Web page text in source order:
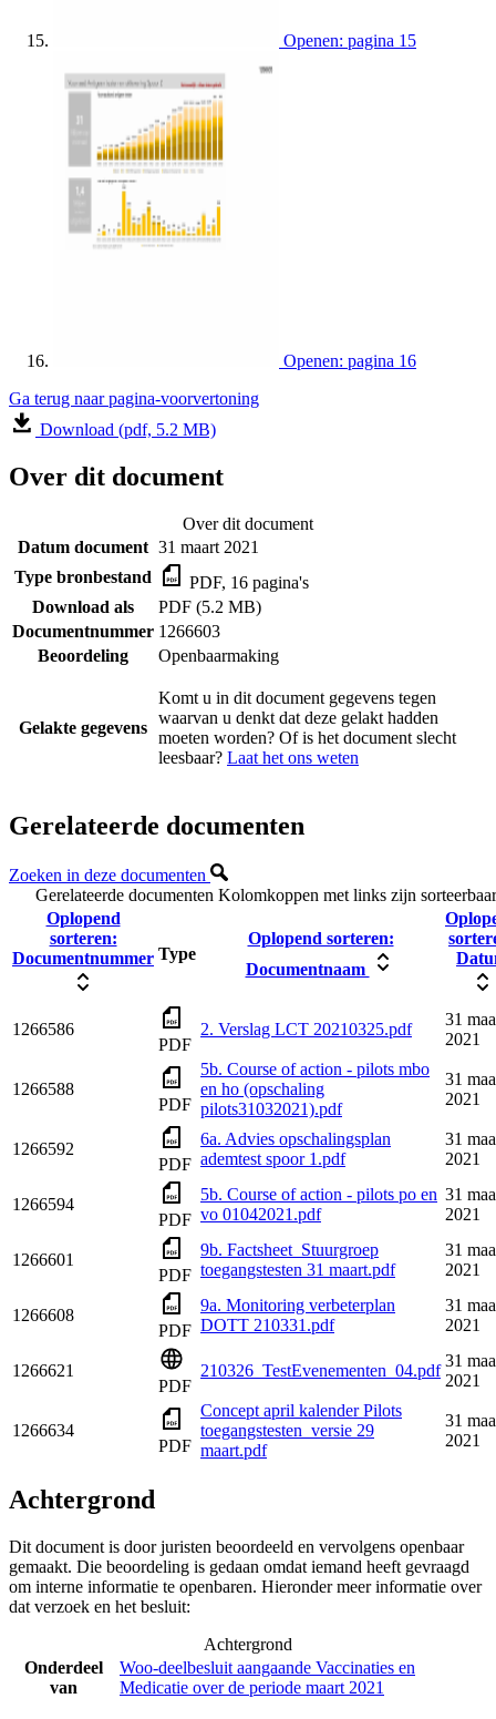
Openen: pagina 15
Openen: pagina 16
Ga terug naar pagina-voorvertoning
Download (pdf, 5.2 MB)
Over dit document
Over dit document
Datum document 31 maart 2021
Type bronbestand
PDF, 16 pagina's
Download als
PDF (5.2 MB)
Documentnummer 1266603
Beoordeling
Openbaarmaking
Gelakte gegevens
Komt u in dit document gegevens tegen
waarvan u denkt dat deze gelakt hadden
moeten worden? Of is het document slecht
leesbaar? Laat het ons weten
Gerelateerde documenten
Zoeken in deze documenten
Gerelateerde documenten Kolomkoppen met links zijn sorteerbaar
Oplopend
sorteren:
Documentnummer Type
Oplopend sorteren:
Documentnaam
1266586
PDF
2. Verslag LCT 20210325.pdf
31
2021
1266588
PDF
5b. Course of action - pilots mbo
en ho (opschaling
pilots31032021).pdf
31
2021
1266592
PDF
6a. Advies opschalingsplan
ademtest spoor 1.pdf
31
2021
1266594
PDF
5b. Course of action - pilots po en
vo 01042021.pdf
31
2021
1266601
PDF
9b. Factsheet_Stuurgroep
toegangstesten 31 maart.pdf
31
2021
1266608
PDF
9a. Monitoring verbeterplan
DOTT 210331.pdf
31
2021
1266621
PDF
210326_TestEvenementen_04.pdf
31
2021
1266634
PDF
Concept april kalender Pilots
toegangstesten_versie 29
maart.pdf
31
2021
Achtergrond
Dit document is door juristen beoordeeld en vervolgens openbaar
gemaakt. Die beoordeling is gedaan omdat iemand heeft gevraagd
om interne informatie te openbaren. Hieronder meer informatie over
dat verzoek en het besluit:
Achtergrond
Onderdeel
van
Woo-deelbesluit aangaande Vaccinaties en
Medicatie over de periode maart 2021